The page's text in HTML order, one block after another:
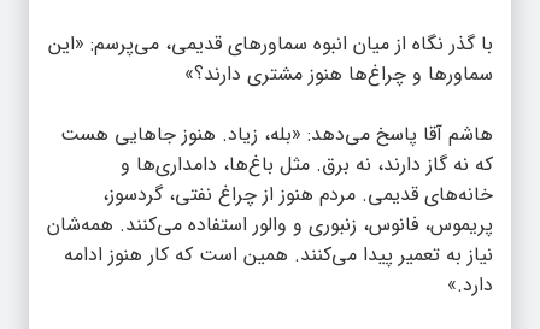
با گذر نگاه از میان انبوه سماورهای قدیمی، می‌پرسم: «این
سماورها و چراغ‌ها هنوز مشتری دارند؟»
هاشم آقا پاسخ می‌دهد: «بله، زیاد. هنوز جاهایی هست
که نه گاز دارند، نه برق. مثل باغ‌ها، دامداری‌ها و
خانه‌های قدیمی. مردم هنوز از چراغ نفتی، گردسوز،
پریموس، فانوس، زنبوری و والور استفاده می‌کنند. همه‌شان
نیاز به تعمیر پیدا می‌کنند. همین است که کار هنوز ادامه
دارد.»